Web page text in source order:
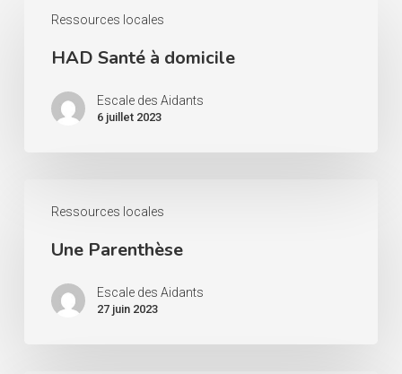
Ressources locales
Santé
HAD Santé à domicile
Escale des Aidants
6 juillet 2023
Ressources locales
Parenthèse
Une Parenthèse
Escale des Aidants
27 juin 2023